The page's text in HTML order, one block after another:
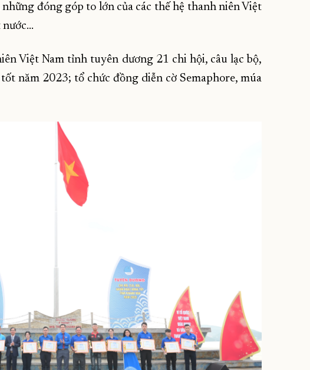
đóng góp to lớn của các thế hệ thanh niên Việt
nước…
Việt Nam tỉnh tuyên dương 21 chi hội, câu lạc bộ,
năm 2023; tổ chức đồng diễn cờ Semaphore, múa